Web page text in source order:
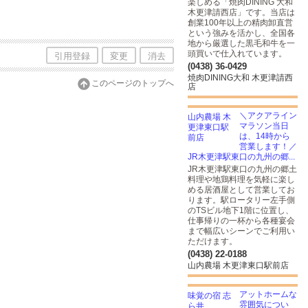
引用登録 変更 消去
このページのトップへ
楽しめる「焼肉DINING 大和
木更津請西店」です。当店は
創業100年以上の精肉卸直営
という強みを活かし、全国各
地から厳選した黒毛和牛を一
頭買いで仕入れています。
(0438) 36-0429
焼肉DINING大和 木更津請西
店
＼アクアライン
マラソン当日
は、14時から
営業します！／
JR木更津駅東口の九州の郷...
JR木更津駅東口の九州の郷土
料理や地鶏料理を気軽に楽し
める居酒屋として営業してお
ります。駅ロータリー左手側
のTSビル地下1階に位置し、
仕事帰りの一杯から各種宴会
まで幅広いシーンでご利用い
ただけます。
(0438) 22-0188
山内農場 木更津東口駅前店
アットホームな
雰囲気につい